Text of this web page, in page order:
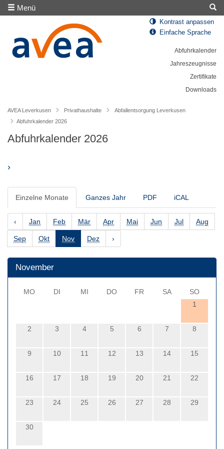
Menü
Kontrast anpassen
Einfache Sprache
Abfuhrkalender
Jahreszeugnisse
Zertifikate
Downloads
AVEA Leverkusen Privathaushalte
Abfallentsorgung Leverkusen
Abfuhrkalender 2026
Abfuhrkalender 2026
›
Einzelne Monate Ganzes Jahr PDF iCAL
‹ Jan Feb Mär Apr Mai Jun Jul Aug
Sep Okt Nov Dez ›
November
MO DI MI DO FR SA
SO
1
2 3 4 5 6 7 8
9 10 11 12 13 14 15
16 17 18 19 20 21 22
23 24 25 26 27 28 29
30